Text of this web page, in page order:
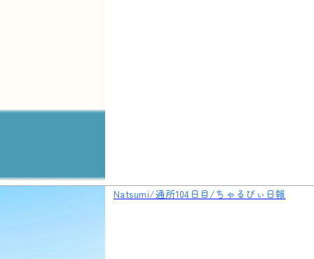
Natsumi/通所104日目/ちゃるびぃ日報